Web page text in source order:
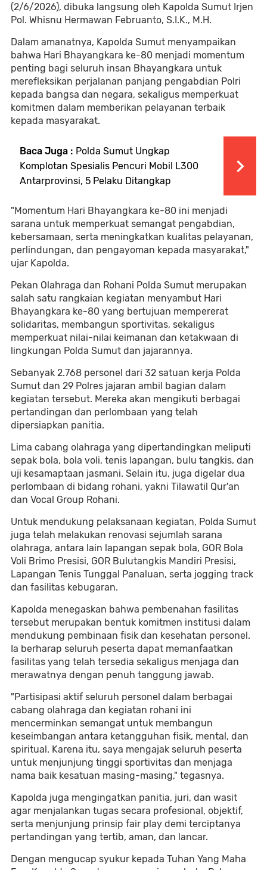
(2/6/2026), dibuka langsung oleh Kapolda Sumut Irjen
Pol. Whisnu Hermawan Februanto, S.I.K., M.H.
Dalam amanatnya, Kapolda Sumut menyampaikan
bahwa Hari Bhayangkara ke-80 menjadi momentum
penting bagi seluruh insan Bhayangkara untuk
merefleksikan perjalanan panjang pengabdian Polri
kepada bangsa dan negara, sekaligus memperkuat
komitmen dalam memberikan pelayanan terbaik
kepada masyarakat.
Baca Juga : Polda Sumut Ungkap
Komplotan Spesialis Pencuri Mobil L300
Antarprovinsi, 5 Pelaku Ditangkap
"Momentum Hari Bhayangkara ke-80 ini menjadi
sarana untuk memperkuat semangat pengabdian,
kebersamaan, serta meningkatkan kualitas pelayanan,
perlindungan, dan pengayoman kepada masyarakat,"
ujar Kapolda.
Pekan Olahraga dan Rohani Polda Sumut merupakan
salah satu rangkaian kegiatan menyambut Hari
Bhayangkara ke-80 yang bertujuan mempererat
solidaritas, membangun sportivitas, sekaligus
memperkuat nilai-nilai keimanan dan ketakwaan di
lingkungan Polda Sumut dan jajarannya.
Sebanyak 2.768 personel dari 32 satuan kerja Polda
Sumut dan 29 Polres jajaran ambil bagian dalam
kegiatan tersebut. Mereka akan mengikuti berbagai
pertandingan dan perlombaan yang telah
dipersiapkan panitia.
Lima cabang olahraga yang dipertandingkan meliputi
sepak bola, bola voli, tenis lapangan, bulu tangkis, dan
uji kesamaptaan jasmani. Selain itu, juga digelar dua
perlombaan di bidang rohani, yakni Tilawatil Qur'an
dan Vocal Group Rohani.
Untuk mendukung pelaksanaan kegiatan, Polda Sumut
juga telah melakukan renovasi sejumlah sarana
olahraga, antara lain lapangan sepak bola, GOR Bola
Voli Brimo Presisi, GOR Bulutangkis Mandiri Presisi,
Lapangan Tenis Tunggal Panaluan, serta jogging track
dan fasilitas kebugaran.
Kapolda menegaskan bahwa pembenahan fasilitas
tersebut merupakan bentuk komitmen institusi dalam
mendukung pembinaan fisik dan kesehatan personel.
Ia berharap seluruh peserta dapat memanfaatkan
fasilitas yang telah tersedia sekaligus menjaga dan
merawatnya dengan penuh tanggung jawab.
"Partisipasi aktif seluruh personel dalam berbagai
cabang olahraga dan kegiatan rohani ini
mencerminkan semangat untuk membangun
keseimbangan antara ketangguhan fisik, mental, dan
spiritual. Karena itu, saya mengajak seluruh peserta
untuk menjunjung tinggi sportivitas dan menjaga
nama baik kesatuan masing-masing," tegasnya.
Kapolda juga mengingatkan panitia, juri, dan wasit
agar menjalankan tugas secara profesional, objektif,
serta menjunjung prinsip fair play demi terciptanya
pertandingan yang tertib, aman, dan lancar.
Dengan mengucap syukur kepada Tuhan Yang Maha